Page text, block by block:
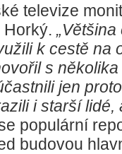
televize
Horký.
k cestě na
s
jen
i starší lidé,
populární
budovou